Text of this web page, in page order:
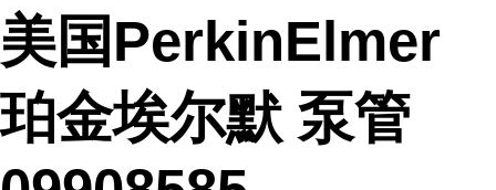
美国PerkinElmer
珀金埃尔默 泵管